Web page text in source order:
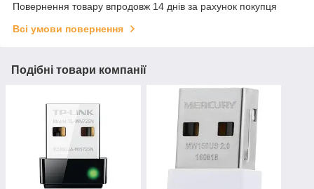
Повернення товару впродовж 14 днів за рахунок покупця
Всі умови повернення
Подібні товари компанії